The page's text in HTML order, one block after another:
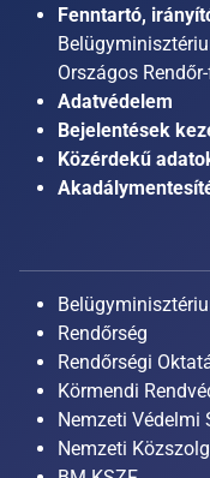
Fenntartó,
Országos
Adatvédelem
Bejelentések
Közérdekű
Rendőrség
Rendőrségi
Körmendi
Nemzeti Védelmi
Nemzeti